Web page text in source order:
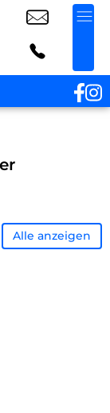
Alle anzeigen